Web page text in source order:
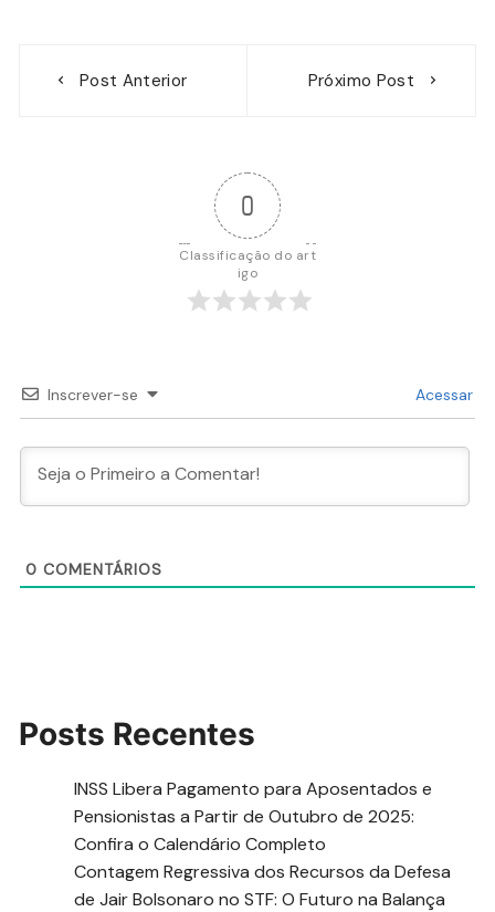
Post Anterior Próximo Post
0
Classificação do art
igo
Inscrever-se Acessar
0 COMENTÁRIOS
Posts Recentes
INSS Libera Pagamento para Aposentados e
Pensionistas a Partir de Outubro de 2025:
Confira o Calendário Completo
Contagem Regressiva dos Recursos da Defesa
de Jair Bolsonaro no STF: O Futuro na Balança